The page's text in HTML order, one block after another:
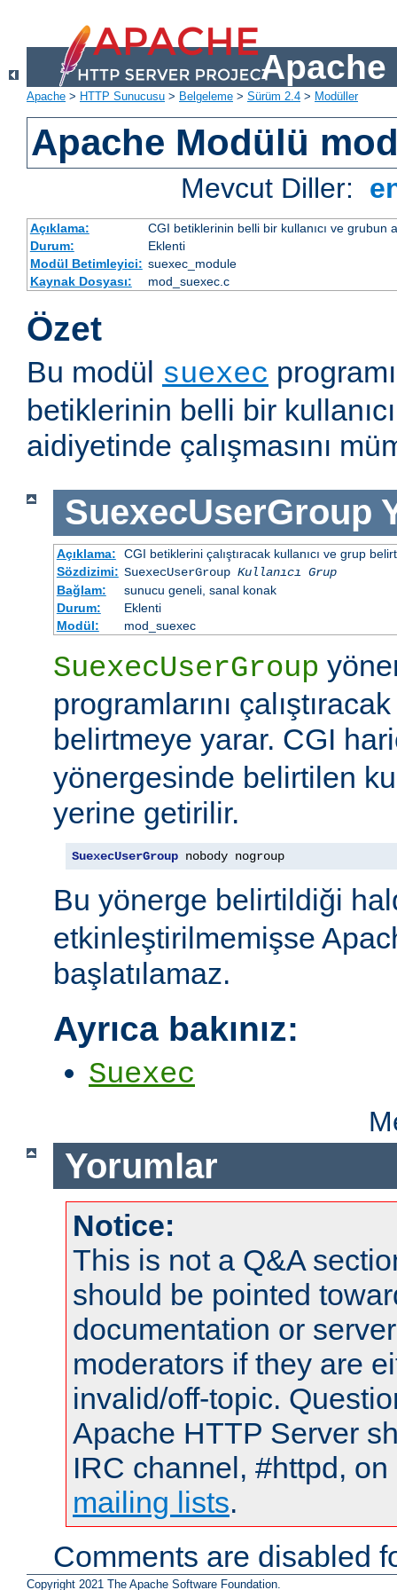
Apache
Apache > HTTP Sunucusu > Belgeleme > Sürüm 2.4 > Modüller
Apache Modülü
Mevcut Diller:
Açıklama:
CGI betiklerinin belli bir kullanıcı ve grubun
Durum:
Eklenti
Modül Betimleyici: suexec_module
Kaynak Dosyası:
mod_suexec.c
Özet
Bu modül suexec
betiklerinin belli bir
aidiyetinde çalışmasını
SuexecUserGroup
Açıklama:
CGI betiklerini çalıştıracak kullanıcı ve grup
Sözdizimi: SuexecUserGroup Kullanıcı Grup
Bağlam:
sunucu geneli, sanal konak
Durum:
Eklenti
Modül:
mod_suexec
SuexecUserGroup
programlarını
belirtmeye yarar. CGI
yönergesinde belirtilen
yerine getirilir.
SuexecUserGroup nobody nogroup
Bu yönerge belirtildiği
etkinleştirilmemişse
başlatılamaz.
Ayrıca bakınız:
Suexec
Yorumlar
Notice:
This is not a Q&A
should be pointed
documentation or
moderators if they are
invalid/off-topic.
Apache HTTP Server
IRC channel, #httpd,
mailing lists.
Comments are disabled
Copyright 2021 The Apache Software Foundation.